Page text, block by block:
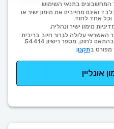
בתנאי השימוש.
ואינם מחייבים את מימון ישיר או
וכל אחד לחוד.
מימון ישיר ונהליה.
האשראי עלולה לגרור חיוב בריבית
לחוק. מספר רישיון 54414.
מפורט בתקנון
אונליין